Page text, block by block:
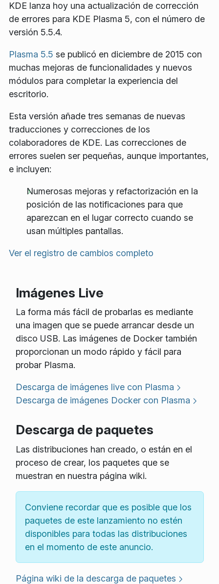
KDE lanza hoy una actualización de corrección
de errores para KDE Plasma 5, con el número de
versión 5.5.4.
Plasma 5.5 se publicó en diciembre de 2015 con
muchas mejoras de funcionalidades y nuevos
módulos para completar la experiencia del
escritorio.
Esta versión añade tres semanas de nuevas
traducciones y correcciones de los
colaboradores de KDE. Las correcciones de
errores suelen ser pequeñas, aunque importantes,
e incluyen:
Numerosas mejoras y refactorización en la
posición de las notificaciones para que
aparezcan en el lugar correcto cuando se
usan múltiples pantallas.
Ver el registro de cambios completo
Imágenes Live
La forma más fácil de probarlas es mediante
una imagen que se puede arrancar desde un
disco USB. Las imágenes de Docker también
proporcionan un modo rápido y fácil para
probar Plasma.
Descarga de imágenes live con Plasma
Descarga de imágenes Docker con Plasma
Descarga de paquetes
Las distribuciones han creado, o están en el
proceso de crear, los paquetes que se
muestran en nuestra página wiki.
Conviene recordar que es posible que los
paquetes de este lanzamiento no estén
disponibles para todas las distribuciones
en el momento de este anuncio.
Página wiki de la descarga de paquetes